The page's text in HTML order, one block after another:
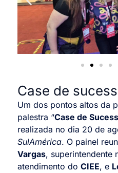
Case de
Um dos pontos altos da
palestra “Case de
realizada no dia 20 de
SulAmérica. O painel
Vargas, superintendente
atendimento do CIEE, e